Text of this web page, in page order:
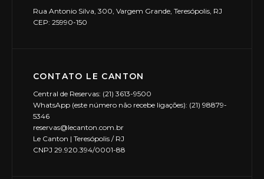
Rua Antonio Silva, 300, Vargem Grande, Teresópolis, RJ
CEP: 25990-150
CONTATO LE CANTON
Central de Reservas: (21) 3613-9500
WhatsApp (este número não recebe ligações): (21) 98879-
5346
reservas@lecanton.com.br
Le Canton | Teresópolis / RJ
CNPJ 29.920.394/0001-88